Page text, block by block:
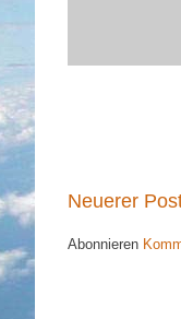
Neuerer
Abonnieren